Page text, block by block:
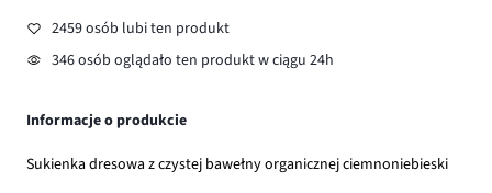
2459 osób lubi ten produkt
346 osób oglądało ten produkt w ciągu 24h
Informacje o produkcie
Sukienka dresowa z czystej bawełny organicznej ciemnoniebieski